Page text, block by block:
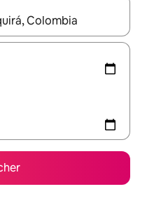
parcourez-les en utilisant